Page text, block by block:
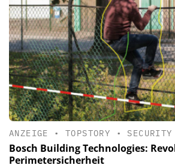
ANZEIGE •TOPSTORY • SECURITY
Bosch Building Technologies:
Perimetersicherheit